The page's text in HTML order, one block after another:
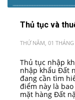
Thủ tục và
THỨ NĂM, 01
Thủ tục nhập
nhập khẩu Đất
đang cần tìm
điểm này là
mặt hàng Đất